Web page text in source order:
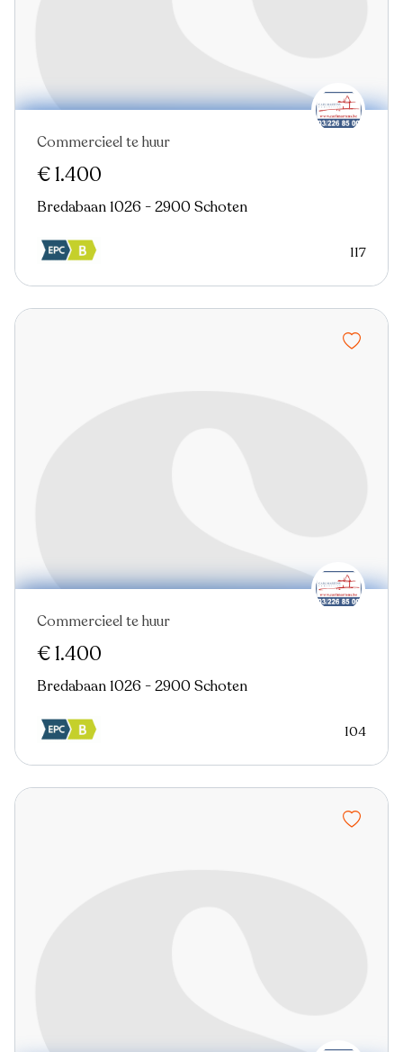
Commercieel te huur
€ 1.400
Bredabaan 1026 - 2900 Schoten
117
Commercieel te huur
€ 1.400
Bredabaan 1026 - 2900 Schoten
104